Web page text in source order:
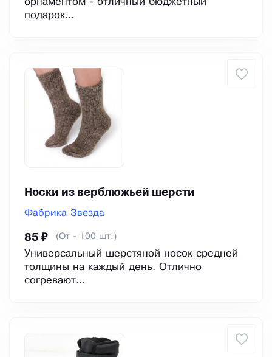
орнаментом - отличный бюджетный
подарок...
Носки из верблюжьей шерсти
Фабрика Звезда
85 ₽ (От - 100 шт.)
Универсальный шерстяной носок средней
толщины на каждый день. Отлично
согревают...